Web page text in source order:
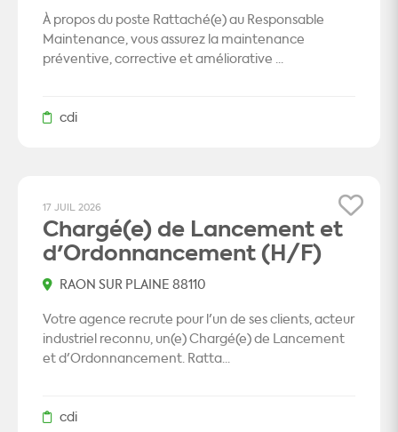
À propos du poste Rattaché(e) au Responsable
Maintenance, vous assurez la maintenance
préventive, corrective et améliorative ...
cdi
17 JUIL 2026
Chargé(e) de Lancement et
d'Ordonnancement (H/F)
RAON SUR PLAINE 88110
Votre agence recrute pour l'un de ses clients, acteur
industriel reconnu, un(e) Chargé(e) de Lancement
et d'Ordonnancement. Ratta...
cdi